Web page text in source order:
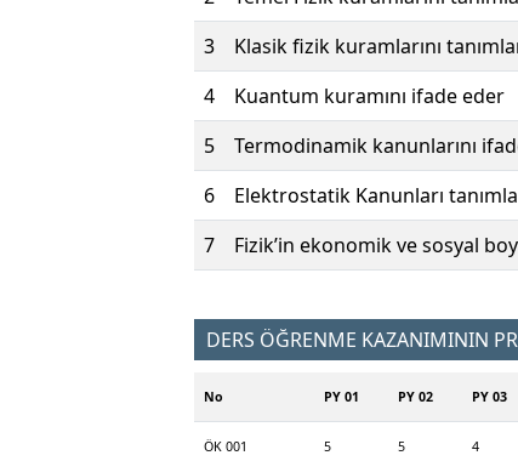
3
Klasik fizik kuramlarını
4
Kuantum kuramını ifade eder
5
Termodinamik kanunlarını
6
Elektrostatik Kanunları
7
Fizik’in ekonomik ve sosyal
DERS ÖĞRENME KAZANIMININ
No PY 01 PY 02 PY 03
ÖK 001 5 5 4